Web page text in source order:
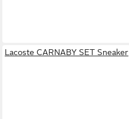
Lacoste CARNABY SET Sneaker